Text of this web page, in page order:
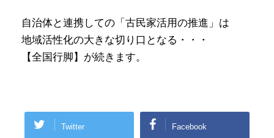
自治体と連携しての「古民家活用の推進」は
地域活性化の大きな切り口となる・・・
【全国行脚】が続きます。
Twitter Facebook